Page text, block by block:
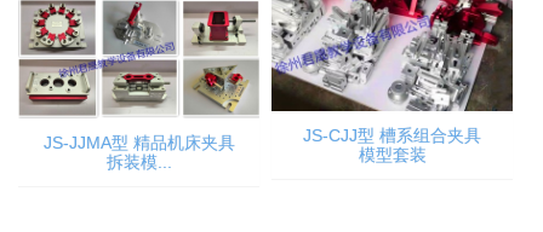
JS-JJMA型 精品机床夹具
拆装模...
JS-CJJ型 槽系组合夹具
模型套装